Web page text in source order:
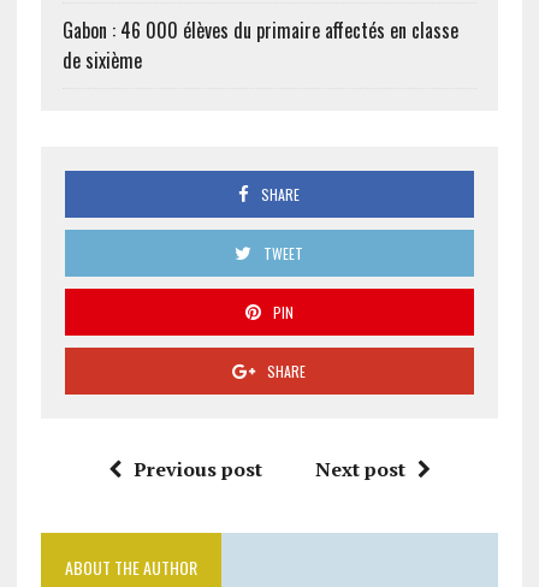
Gabon : 46 000 élèves du primaire affectés en classe
de sixième
SHARE
TWEET
PIN
SHARE
Previous post Next post
ABOUT THE AUTHOR